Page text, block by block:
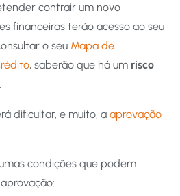
contrair um novo
financeiras terão acesso ao seu
o seu Mapa de
, saberão que há um risco
.
dificultar, e muito, a aprovação
condições que podem